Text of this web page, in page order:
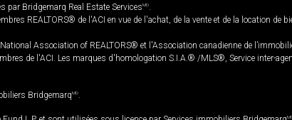
par Bridgemarq Real Estate ServicesMD
REALTORS® de l'ACI en vue de l'achat, de la vente et de la location de
Association of REALTORS® et l'Association canadienne de
de l'ACI. Les marques d'homologation S.I.A.® /MLS®, Service inter-
BridgemarqMD